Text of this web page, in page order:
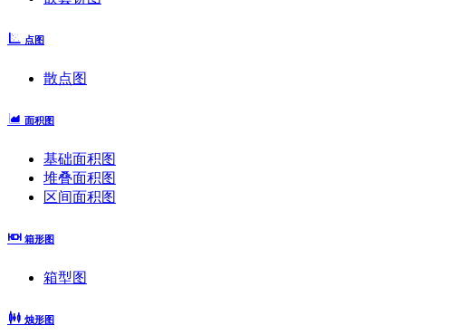
点图
散点图
面积图
基础面积图
堆叠面积图
区间面积图
箱形图
箱型图
烛形图